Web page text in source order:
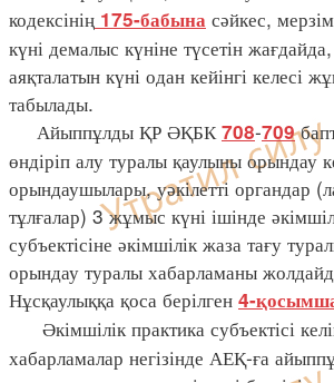
кодексінің 175-бабына сәйкес,
күні демалыс күніне түсетін
аяқталатын күні одан кейінгі келесі
табылады.
Айыппұлды ҚР ӘҚБК708-709
өндіріп алу туралы қаулыны орындау
орындаушылары, уәкілетті органдар
тұлғалар) 3 жұмыс күні ішінде
субъектісіне әкімшілік жаза тағу
орындау туралы хабарламаны
Нұсқаулыққа қоса берілген 4-
Әкімшілік практика субъектісі
хабарламалар негізінде АЕҚ-ға